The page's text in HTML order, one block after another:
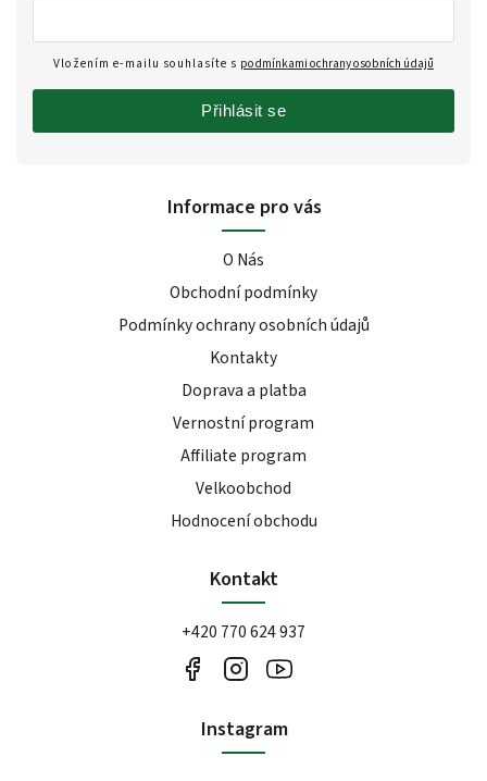
Informace pro vás
O Nás
Obchodní podmínky
Podmínky ochrany osobních údajů
Kontakty
Doprava a platba
Vernostní program
Affiliate program
Velkoobchod
Hodnocení obchodu
Kontakt
+420 770 624 937
Instagram
Vložením e-mailu souhlasíte s podmínkami ochrany osobních údajů
Přihlásit se